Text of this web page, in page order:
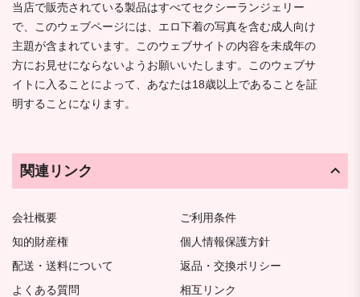
当店で販売されている製品はすべてセクシーランジェリー
で、このウェブページには、エロ下着の写真を含む成人向け
主題が含まれています。このウェブサイトの内容を未成年の
方にお見せにならないようお願いいたします。このウェブサ
イトに入ることによって、あなたは18歳以上であることを証
明することになります。
関連リンク
会社概要
ご利用条件
知的財産権
個人情報保護方針
配送・送料について
返品・交換ポリシー
よくある質問
相互リンク